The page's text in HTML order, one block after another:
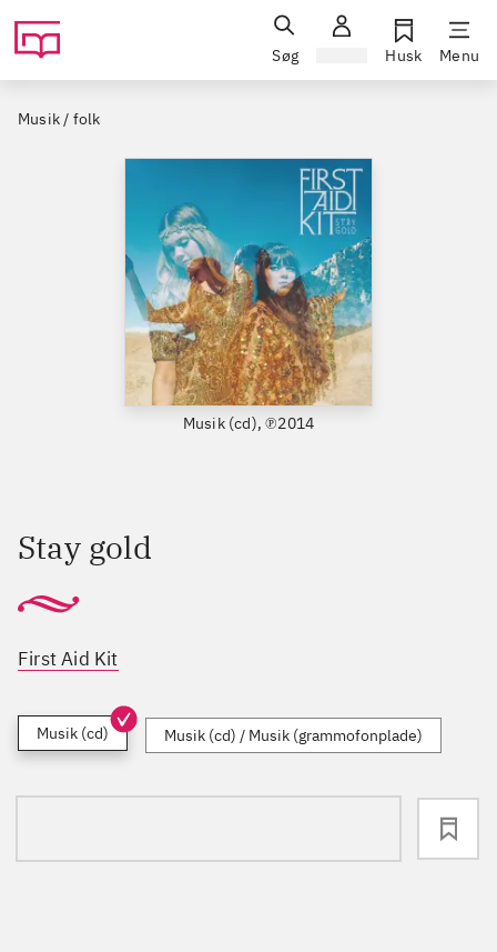
Søg Husk Menu
Musik / folk
Musik (cd), ℗2014
Stay gold
First Aid Kit
Musik (cd) Musik (cd) / Musik (grammofonplade)